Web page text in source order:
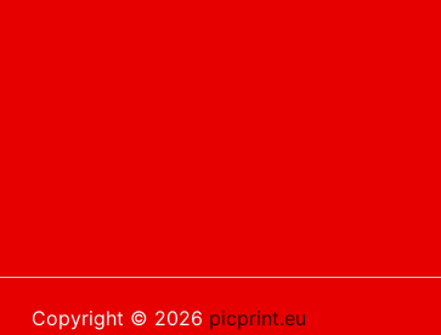
Copyright © 2026 picprint.eu